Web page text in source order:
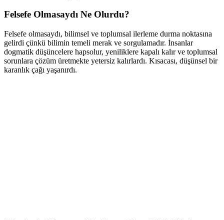
Felsefe Olmasaydı Ne Olurdu?
Felsefe olmasaydı, bilimsel ve toplumsal ilerleme durma noktasına
gelirdi çünkü bilimin temeli merak ve sorgulamadır. İnsanlar
dogmatik düşüncelere hapsolur, yeniliklere kapalı kalır ve toplumsal
sorunlara çözüm üretmekte yetersiz kalırlardı. Kısacası, düşünsel bir
karanlık çağı yaşanırdı.